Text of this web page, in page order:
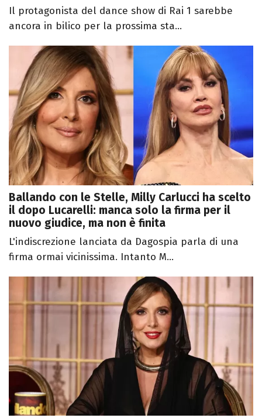
Il protagonista del dance show di Rai 1 sarebbe
ancora in bilico per la prossima sta...
Ballando con le Stelle, Milly Carlucci ha scelto
il dopo Lucarelli: manca solo la firma per il
nuovo giudice, ma non è finita
L'indiscrezione lanciata da Dagospia parla di una
firma ormai vicinissima. Intanto M...